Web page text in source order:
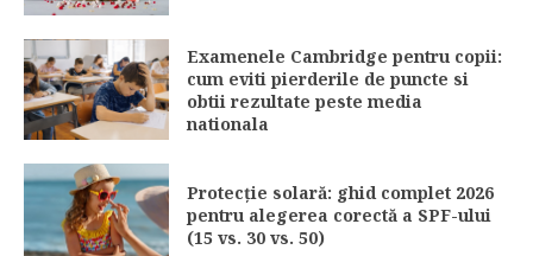
Examenele Cambridge pentru copii:
cum eviti pierderile de puncte si
obtii rezultate peste media
nationala
Protecție solară: ghid complet 2026
pentru alegerea corectă a SPF-ului
(15 vs. 30 vs. 50)